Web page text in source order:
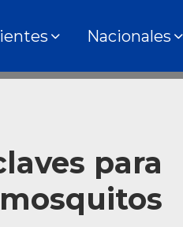
Nacionales
para